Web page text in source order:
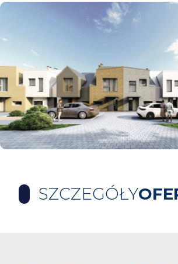
SZCZEGÓŁY